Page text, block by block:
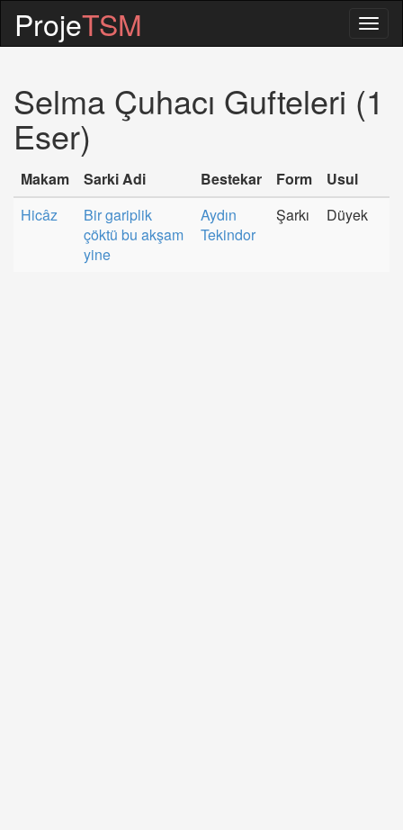
ProjeTSM
Selma Çuhacı Gufteleri (1
Eser)
Makam Sarki Adi Bestekar Form
Usul
Hicâz
Bir gariplik
çöktü bu akşam
yine
Aydın
Tekindor
Şarkı Düyek